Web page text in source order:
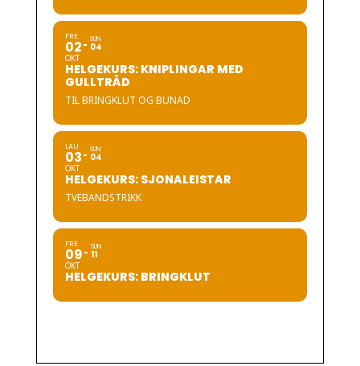
FRE
02
OKT
SUN
04
HELGEKURS: KNIPLINGAR MED
GULLTRÅD
TIL BRINGKLUT OG BUNAD
LAU
03
OKT
SUN
04
HELGEKURS: SJONALEISTAR
TVEBANDSTRIKK
FRE
09
OKT
SUN
11
HELGEKURS: BRINGKLUT